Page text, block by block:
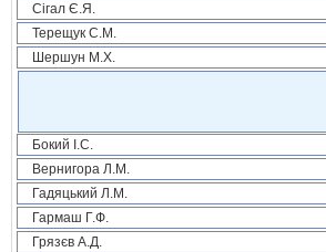
Сігал Є.Я.
Терещук С.М.
Шершун М.Х.
Бокий І.С.
Вернигора Л.М.
Гадяцький Л.М.
Гармаш Г.Ф.
Грязєв А.Д.